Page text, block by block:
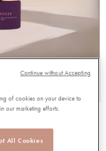
of cookies on your device to
our marketing efforts.
All Cookies
Continue without Accepting